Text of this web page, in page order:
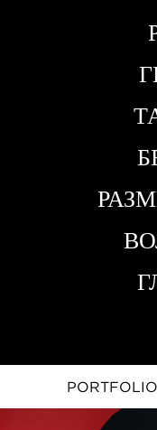
PORTFOLIO